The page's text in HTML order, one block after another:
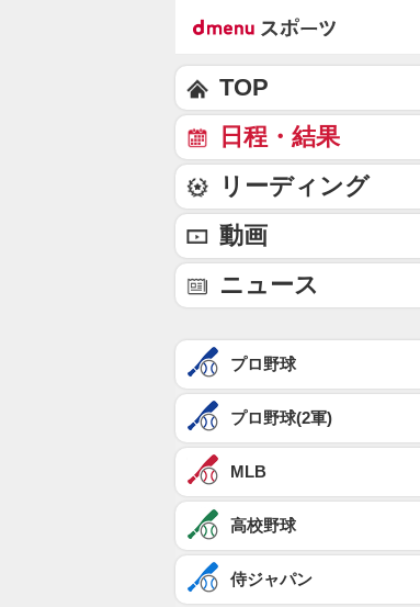
TOP
日程・結果
リーディング
動画
ニュース
プロ野球
プロ野球(2軍)
MLB
高校野球
侍ジャパン